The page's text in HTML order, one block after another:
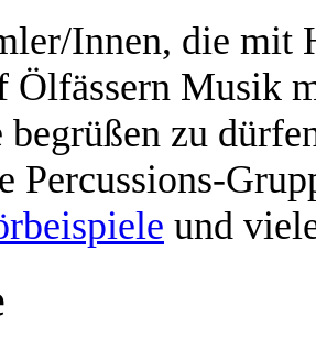
Innen, die mit
Ölfässern Musik
begrüßen zu
Percussions-
und